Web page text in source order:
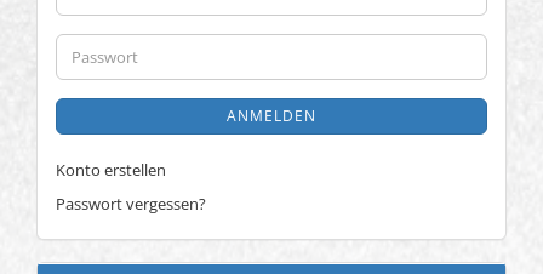
Mail-
Adresse
Passwort
ANMELDEN
Konto erstellen
Passwort vergessen?